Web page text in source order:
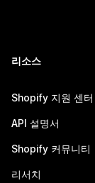
리소스
Shopify 지원 센터
API 설명서
Shopify 커뮤니티
리서치